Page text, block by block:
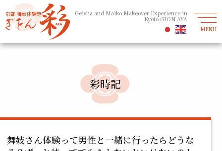
京都 舞妓体験処 Geisha and Maiko Makeover Experience in
Kyoto GION AYA
MENU
彩時記
舞妓さん体験って男性と一緒に行ったらどうな